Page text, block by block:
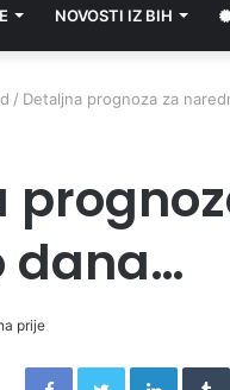
NOVOSTI IZ BIH
/ Detaljna prognoza za
dana…
prije
FacebookTwitter